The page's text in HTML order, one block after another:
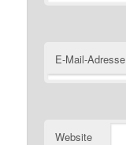
E-Mail-Adresse
Website